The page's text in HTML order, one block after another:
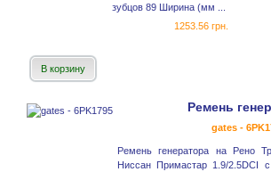
зубцов 89 Ширина (мм ...
1253.56 грн.
В корзину
Ремень
gates -
Ремень генератора на Рено
Ниссан Примастар 1.9/2.5DCI